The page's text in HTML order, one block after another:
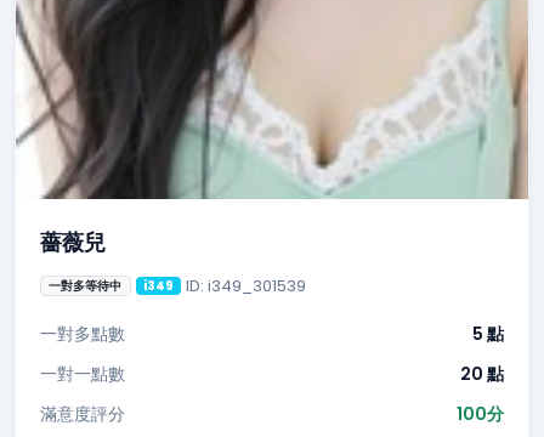
薔薇兒
一對多等待中 i349 ID: i349_301539
一對多點數
5 點
一對一點數
20 點
滿意度評分
100分